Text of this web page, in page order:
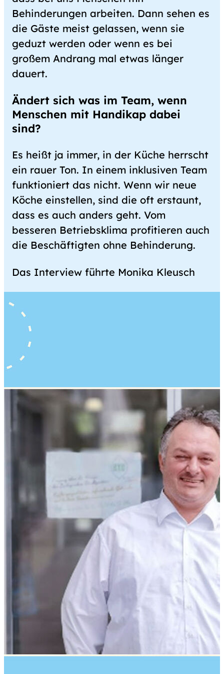
Behinderungen arbeiten. Dann sehen es
die Gäste meist gelassen, wenn sie
geduzt werden oder wenn es bei
großem Andrang mal etwas länger
dauert.
Ändert sich was im Team, wenn
Menschen mit Handikap dabei
sind?
Es heißt ja immer, in der Küche herrscht
ein rauer Ton. In einem inklusiven Team
funktioniert das nicht. Wenn wir neue
Köche einstellen, sind die oft erstaunt,
dass es auch anders geht. Vom
besseren Betriebsklima profitieren auch
die Beschäftigten ohne Behinderung.
Das Interview führte Monika Kleusch